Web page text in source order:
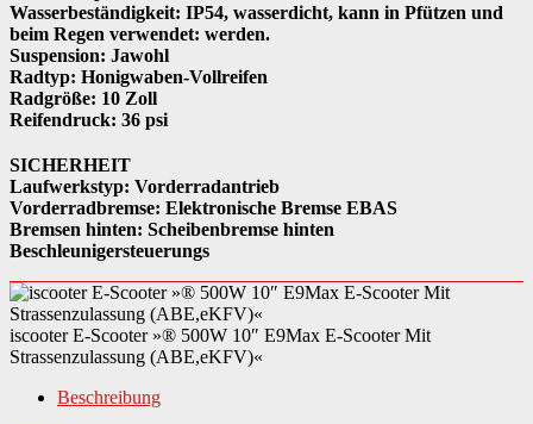
Wasserbeständigkeit: IP54, wasserdicht, kann in Pfützen und
beim Regen verwendet: werden.
Suspension: Jawohl
Radtyp: Honigwaben-Vollreifen
Radgröße: 10 Zoll
Reifendruck: 36 psi
SICHERHEIT
Laufwerkstyp: Vorderradantrieb
Vorderradbremse: Elektronische Bremse EBAS
Bremsen hinten: Scheibenbremse hinten
Beschleunigersteuerungs
iscooter E-Scooter »® 500W 10″ E9Max E-Scooter Mit
Strassenzulassung (ABE,eKFV)«
Beschreibung